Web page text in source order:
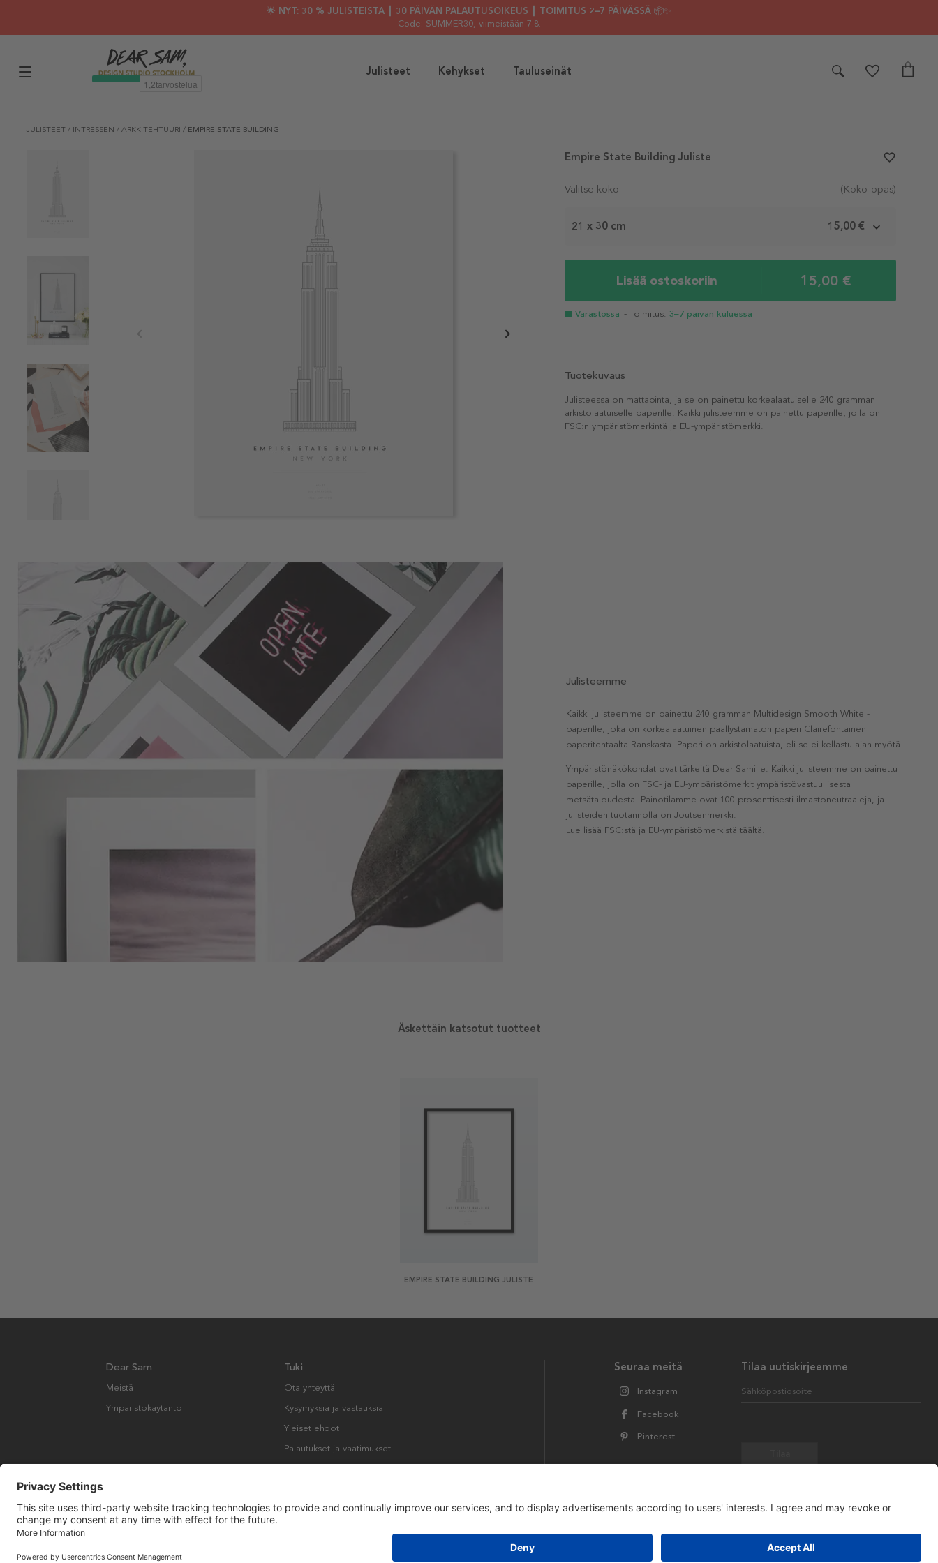
🌟 NYT: 30 % JULISTEISTA ┃ 30 PÄIVÄN PALAUTUSOIKEUS ┃ TOIMITUS 2–7 PÄIVÄSSÄ 📦✨
Code: SUMMER30, viimeistään 7.8.
Julisteet Kehykset Tauluseinät
JULISTEET / INTRESSEN / ARKKITEHTUURI / EMPIRE STATE BUILDING
Valitse koko (Koko-opas)
21 x 30 cm 15,00 €
Lisää ostoskoriin 15,00 €
Varastossa - Toimitus: 3–7 päivän kuluessa
Empire State Building Juliste favorite_border
Tuotekuvaus
Julisteessa on mattapinta, ja se on painettu korkealaatuiselle 240 gramman
arkistolaatuiselle paperille. Kaikki julisteemme on painettu paperille, jolla on
FSC:n ympäristömerkintä ja EU-ympäristömerkki.
Julisteemme
Kaikki julisteemme on painettu 240 gramman Multidesign Smooth White -
paperille, joka on korkealaatuinen päällystämätön paperi Clairefontainen
paperitehtaalta Ranskasta. Paperi on arkistolaatuista, eli se ei kellastu ajan myötä.
Ympäristönäkökohdat ovat tärkeitä Dear Samille. Kaikki julisteemme on painettu
paperille, jolla on FSC- ja EU-ympäristömerkit ympäristövastuullisesta
metsätaloudesta. Painotilamme ovat 100-prosenttisesti ilmastoneutraaleja, ja
julisteiden tuotannolla on Joutsenmerkki.
Lue lisää FSC:stä ja EU-ympäristömerkistä täältä.
Äskettäin katsotut tuotteet
EMPIRE STATE BUILDING JULISTE
Tilaa uutiskirjeemme
Sähköpostiosoite
Seuraa meitä
Instagram
Facebook
Pinterest
Dear Sam
Meistä
Ympäristökäytäntö
Tuki
Ota yhteyttä
Kysymyksiä ja vastauksia
Yleiset ehdot
Palautukset ja vaatimukset